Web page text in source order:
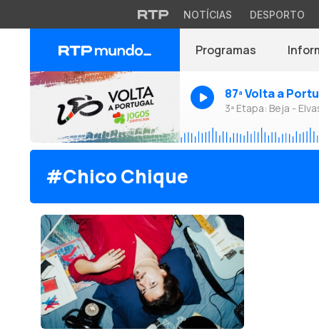
NOTÍCIAS DESPORTO
Programas
87ª Volta a
3ª Etapa: Beja -
#Chico Chique